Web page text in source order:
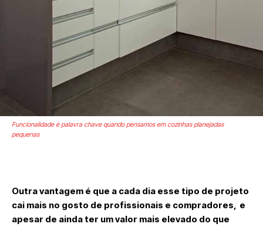
Funcionalidade é palavra chave quando pensamos em cozinhas planejadas
pequenas
Outra vantagem é que a cada dia esse tipo de projeto
cai mais no gosto de profissionais e compradores, e
apesar de ainda ter um valor mais elevado do que